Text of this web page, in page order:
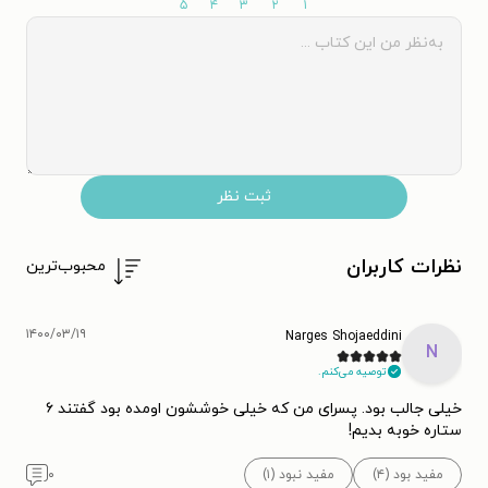
۱ ۲ ۳ ۴ ۵
ثبت نظر
نظرات کاربران محبوب‌ترین
N
Narges Shojaeddini
توصیه می‌کنم.
۱۴۰۰/۰۳/۱۹
خیلی جالب بود. پسرای من که خیلی خوششون اومده بود گفتند ۶
ستاره خوبه بدیم!
مفید بود (۴) مفید نبود (۱) ۰